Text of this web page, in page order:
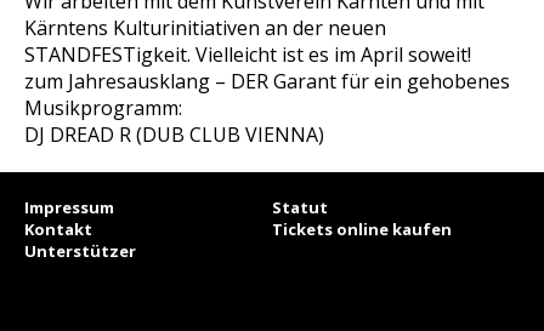
Kärntens Kulturinitiativen an der neuen
STANDFESTigkeit. Vielleicht ist es im April soweit!
zum Jahresausklang – DER Garant für ein gehobenes
Musikprogramm:
DJ DREAD R (DUB CLUB VIENNA)
Impressum
Statut
Kontakt
Tickets online kaufen
Unterstützer